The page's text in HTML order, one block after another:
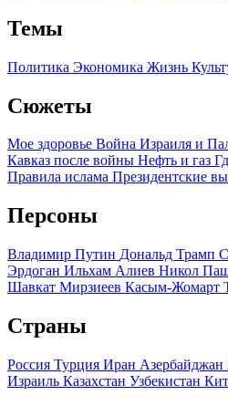
Темы
Политика Экономика Жизнь
Сюжеты
Мое здоровье Война Израиля и
Кавказ после войны Нефть и газ
Правила ислама Президентские
Персоны
Владимир Путин Дональд Трамп
Эрдоган Ильхам Алиев Никол
Шавкат Мирзиеев Касым-Жомарт
Страны
Россия Турция Иран Азербайджан
Израиль Казахстан Узбекистан